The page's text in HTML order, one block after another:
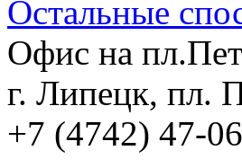
Остальные
Офис на
г. Липецк, пл.
+7 (4742) 47-